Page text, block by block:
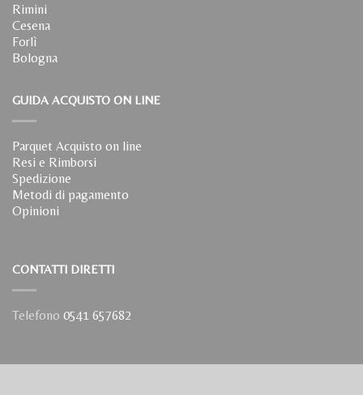
Rimini
Cesena
Forlì
Bologna
GUIDA ACQUISTO ON LINE
Parquet Acquisto on line
Resi e Rimborsi
Spedizione
Metodi di pagamento
Opinioni
CONTATTI DIRETTI
Telefono 0541 657682